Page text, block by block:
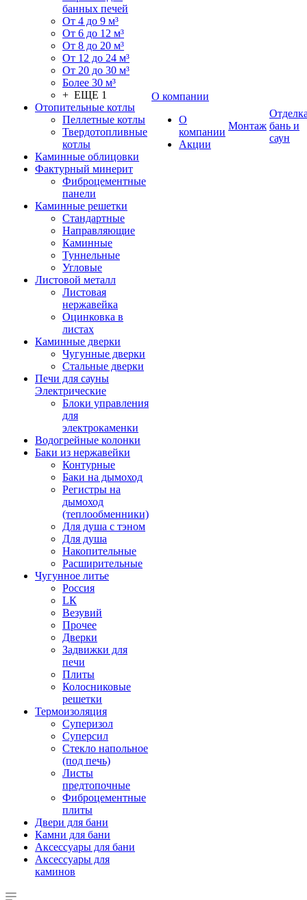
банных печей
От 4 до 9 м³
От 6 до 12 м³
От 8 до 20 м³
От 12 до 24 м³
От 20 до 30 м³
Более 30 м³
+ ЕЩЕ 1
Отопительные котлы
Пеллетные котлы
Твердотопливные
котлы
Каминные облицовки
Фактурный минерит
Фиброцементные
панели
Каминные решетки
Стандартные
Направляющие
Каминные
Туннельные
Угловые
Листовой металл
Листовая
нержавейка
Оцинковка в
листах
Каминные дверки
Чугунные дверки
Стальные дверки
Печи для сауны
Электрические
Блоки управления
для
электрокаменки
Водогрейные колонки
Баки из нержавейки
Контурные
Баки на дымоход
Регистры на
дымоход
(теплообменники)
Для душа с тэном
Для душа
Накопительные
Расширительные
Чугунное литье
Россия
LК
Везувий
Прочее
Дверки
Задвижки для
печи
Плиты
Колосниковые
решетки
Термоизоляция
Суперизол
Суперсил
Стекло напольное
(под печь)
Листы
предтопочные
Фиброцементные
плиты
Двери для бани
Камни для бани
Аксессуары для бани
Аксессуары для
каминов
О компании
О
компании
Акции
Монтаж бань и
саун